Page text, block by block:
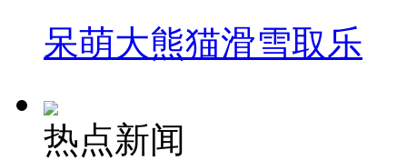
呆萌大熊猫滑雪取乐
热点新闻